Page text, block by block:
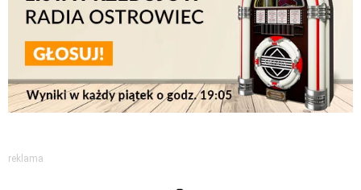
reklama